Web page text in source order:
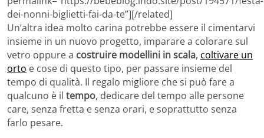
dei-nonni-biglietti-fai-da-te”][/related]
Un’altra idea molto carina potrebbe essere il cimentarvi
insieme in un nuovo progetto, imparare a colorare sul
vetro oppure a costruire modellini in scala, coltivare un
orto e cose di questo tipo, per passare insieme del
tempo di qualità. Il regalo migliore che si può fare a
qualcuno è il tempo, dedicare del tempo alle persone
care, senza fretta e senza orari, e soprattutto senza
farlo pesare.